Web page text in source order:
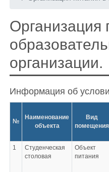
Организация
организации.
Информация об
№
Наименование
объекта
Вид
помещения
1
Студенческая
столовая
Объект
питания